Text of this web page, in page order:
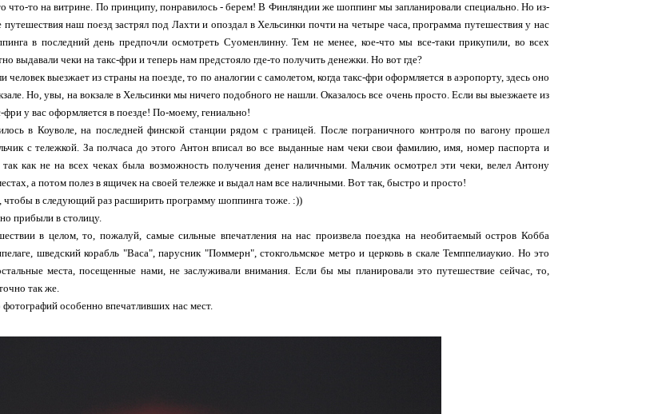
что-то на витрине. По принципу, понравилось - берем! В Финляндии же шоппинг мы запланировали специально. Но из-
путешествия наш поезд застрял под Лахти и опоздал в Хельсинки почти на четыре часа, программа путешествия у нас
в последний день предпочли осмотреть Суоменлинну. Тем не менее, кое-что мы все-таки прикупили, во всех
выдавали чеки на такс-фри и теперь нам предстояло где-то получить денежки. Но вот где?
выезжает из страны на поезде, то по аналогии с самолетом, когда такс-фри оформляется в аэропорту, здесь оно
Но, увы, на вокзале в Хельсинки мы ничего подобного не нашли. Оказалось все очень просто. Если вы выезжаете из
фри у вас оформляется в поезде! По-моему, гениально!
в Коуволе, на последней финской станции рядом с границей. После пограничного контроля по вагону прошел
с тележкой. За полчаса до этого Антон вписал во все выданные нам чеки свои фамилию, имя, номер паспорта и
как не на всех чеках была возможность получения денег наличными. Мальчик осмотрел эти чеки, велел Антону
а потом полез в ящичек на своей тележке и выдал нам все наличными. Вот так, быстро и просто!
в следующий раз расширить программу шоппинга тоже. :))
прибыли в столицу.
в целом, то, пожалуй, самые сильные впечатления на нас произвела поездка на необитаемый остров Кобба
шведский корабль "Васа", парусник "Поммерн", стокгольмское метро и церковь в скале Темппелиаукио. Но это
места, посещенные нами, не заслуживали внимания. Если бы мы планировали это путешествие сейчас, то,
так же.
фотографий особенно впечатливших нас мест.